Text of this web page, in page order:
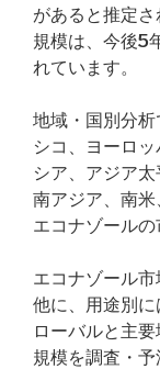
があると推定
規模は、今後5
れています。
地域・国別分
シコ、ヨーロ
シア、アジア
南アジア、南米
エコナゾールの
エコナゾール
他に、用途別
ローバルと主
規模を調査・予